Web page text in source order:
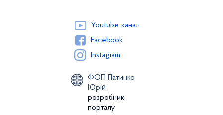
Youtube-канал
Facebook
Instagram
ФОП Патинко
Юрій
розробник
порталу